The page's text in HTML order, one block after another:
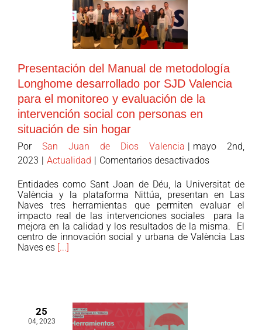
Presentación del Manual de metodología
Longhome desarrollado por SJD Valencia
para el monitoreo y evaluación de la
intervención social con personas en
situación de sin hogar
Por San Juan de Dios Valencia
mayo 2nd,
2023
Actualidad Comentarios desactivadosen
del
Manual
de
metodología
Entidades como Sant Joan de Déu, la Universitat de
València y la plataforma Nittúa, presentan en Las
Naves tres herramientas que permiten evaluar el
impacto real de las intervenciones sociales para la
mejora en la calidad y los resultados de la misma. El
centro de innovación social y urbana de València Las
Naves es [...]
25
04, 2023